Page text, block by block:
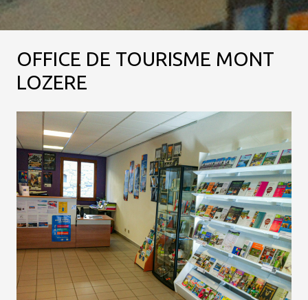
OFFICE DE TOURISME MONT
LOZERE